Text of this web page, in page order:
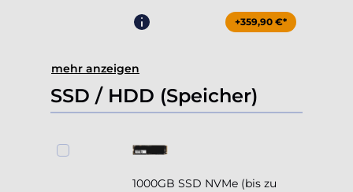
+359,90 €*
mehr anzeigen
SSD / HDD (Speicher)
1000GB SSD NVMe (bis zu